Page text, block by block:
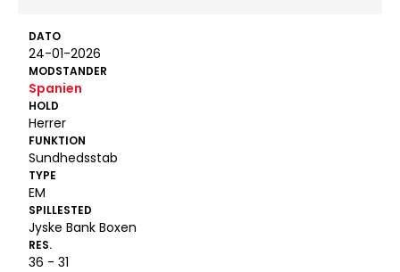
DATO
24-01-2026
MODSTANDER
Spanien
HOLD
Herrer
FUNKTION
Sundhedsstab
TYPE
EM
SPILLESTED
Jyske Bank Boxen
RES.
36 - 31